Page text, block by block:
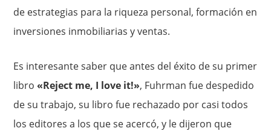
de estrategias para la riqueza personal, formación en
inversiones inmobiliarias y ventas.
Es interesante saber que antes del éxito de su primer
libro«Reject me, I love it!», Fuhrman fue despedido
de su trabajo, su libro fue rechazado por casi todos
los editores a los que se acercó, y le dijeron que